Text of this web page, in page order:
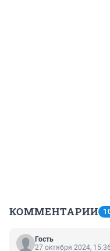
КОММЕНТАРИИ
Гость
27 октября 2024, 15:36